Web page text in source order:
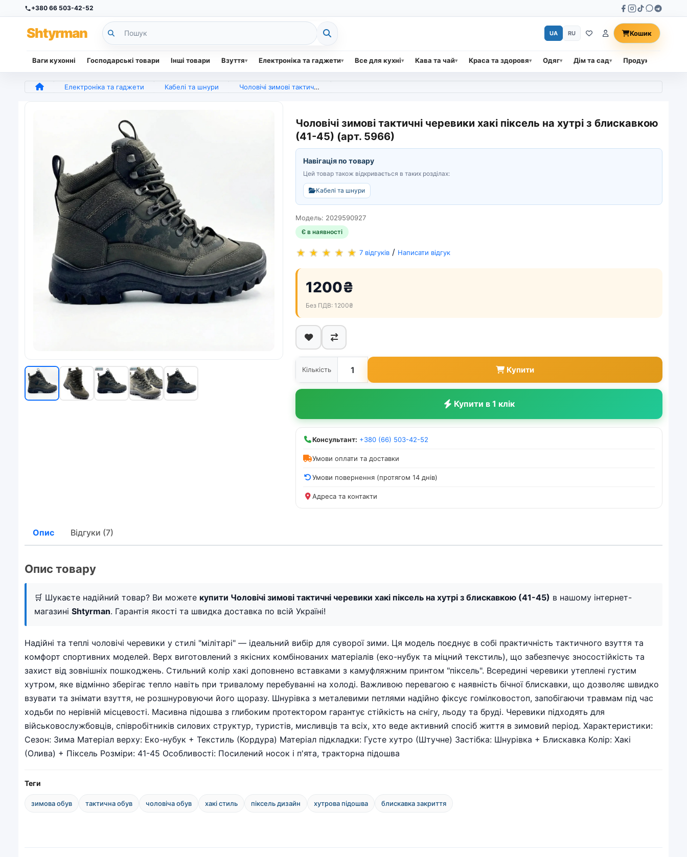
+380 66 503-42-52
Shtyrman
Ваги кухонні Господарські товари Інші товари Взуття Електроніка та гаджети Все для кухні Кава та чай Краса та здоровя Одяг Дім та сад Продукти
UA RU Кошик
Електроніка та гаджети Кабелі та шнури Чоловічі зимові тактичні черевики хакі піксель на хутрі з блискавкою (41-45) (арт. 5966)
Чоловічі зимові тактичні черевики хакі піксель на хутрі з блискавкою
(41-45) (арт. 5966)
Навігація по товару
Цей товар також відкривається в таких розділах:
Кабелі та шнури
Модель: 2029590927
Є в наявності
7 відгуків / Написати відгук
1200₴
Без ПДВ: 1200₴
Кількість Купити
Купити в 1 клік
Консультант: +380 (66) 503-42-52
Умови оплати та доставки
Умови повернення (протягом 14 днів)
Адреса та контакти
Опис Відгуки (7)
Опис товару
🛒 Шукаєте надійний товар? Ви можете купити Чоловічі зимові тактичні черевики хакі піксель на хутрі з блискавкою (41-45) в нашому інтернет-
магазині Shtyrman. Гарантія якості та швидка доставка по всій Україні!
Надійні та теплі чоловічі черевики у стилі "мілітарі" — ідеальний вибір для суворої зими. Ця модель поєднує в собі практичність тактичного взуття та
комфорт спортивних моделей. Верх виготовлений з якісних комбінованих матеріалів (еко-нубук та міцний текстиль), що забезпечує зносостійкість та
захист від зовнішніх пошкоджень. Стильний колір хакі доповнено вставками з камуфляжним принтом "піксель". Всередині черевики утеплені густим
хутром, яке відмінно зберігає тепло навіть при тривалому перебуванні на холоді. Важливою перевагою є наявність бічної блискавки, що дозволяє швидко
взувати та знімати взуття, не розшнуровуючи його щоразу. Шнурівка з металевими петлями надійно фіксує гомілковостоп, запобігаючи травмам під час
ходьби по нерівній місцевості. Масивна підошва з глибоким протектором гарантує стійкість на снігу, льоду та бруді. Черевики підходять для
військовослужбовців, співробітників силових структур, туристів, мисливців та всіх, хто веде активний спосіб життя в зимовий період. Характеристики:
Сезон: Зима Матеріал верху: Еко-нубук + Текстиль (Кордура) Матеріал підкладки: Густе хутро (Штучне) Застібка: Шнурівка + Блискавка Колір: Хакі
(Олива) + Піксель Розміри: 41-45 Особливості: Посилений носок і п'ята, тракторна підошва
Теги
зимова обув тактична обув чоловіча обув хакі стиль піксель дизайн хутрова підошва блискавка закриття